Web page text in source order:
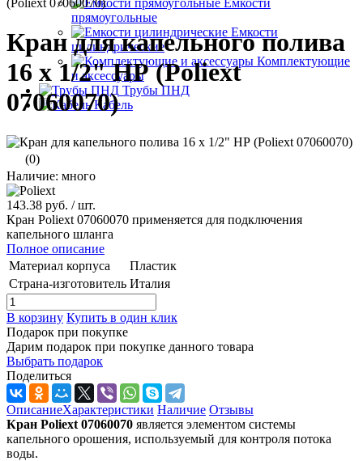
Емкости
прямоугольные
Емкости
цилиндрические
Комплектующие
и аксессуары
Трубы ПНД
Кабель
(Poliext 07060070)
Кран для капельного полива
16 x 1/2" НР (Poliext
07060070)
(0)
Наличие: много
143.38 руб. / шт.
Кран Poliext 07060070 применяется для подключения
капельного шланга
Полное описание
Материал корпуса
Пластик
Страна-изготовитель Италия
В корзину Купить в один клик
Подарок при покупке
Дарим подарок при покупке данного товара
Выбрать подарок
Поделиться
ОписаниеХарактеристики Наличие Отзывы
Кран Poliext 07060070 является элементом системы
капельного орошения, используемый для контроля потока
воды.